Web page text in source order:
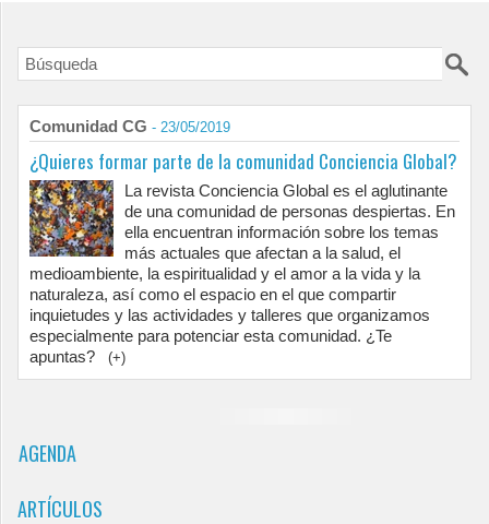
Comunidad CG - 23/05/2019
¿Quieres formar parte de la comunidad Conciencia Global?
La revista Conciencia Global es el aglutinante
de una comunidad de personas despiertas. En
ella encuentran información sobre los temas
más actuales que afectan a la salud, el
medioambiente, la espiritualidad y el amor a la vida y la
naturaleza, así como el espacio en el que compartir
inquietudes y las actividades y talleres que organizamos
especialmente para potenciar esta comunidad. ¿Te
apuntas?
(+)
AGENDA
ARTÍCULOS